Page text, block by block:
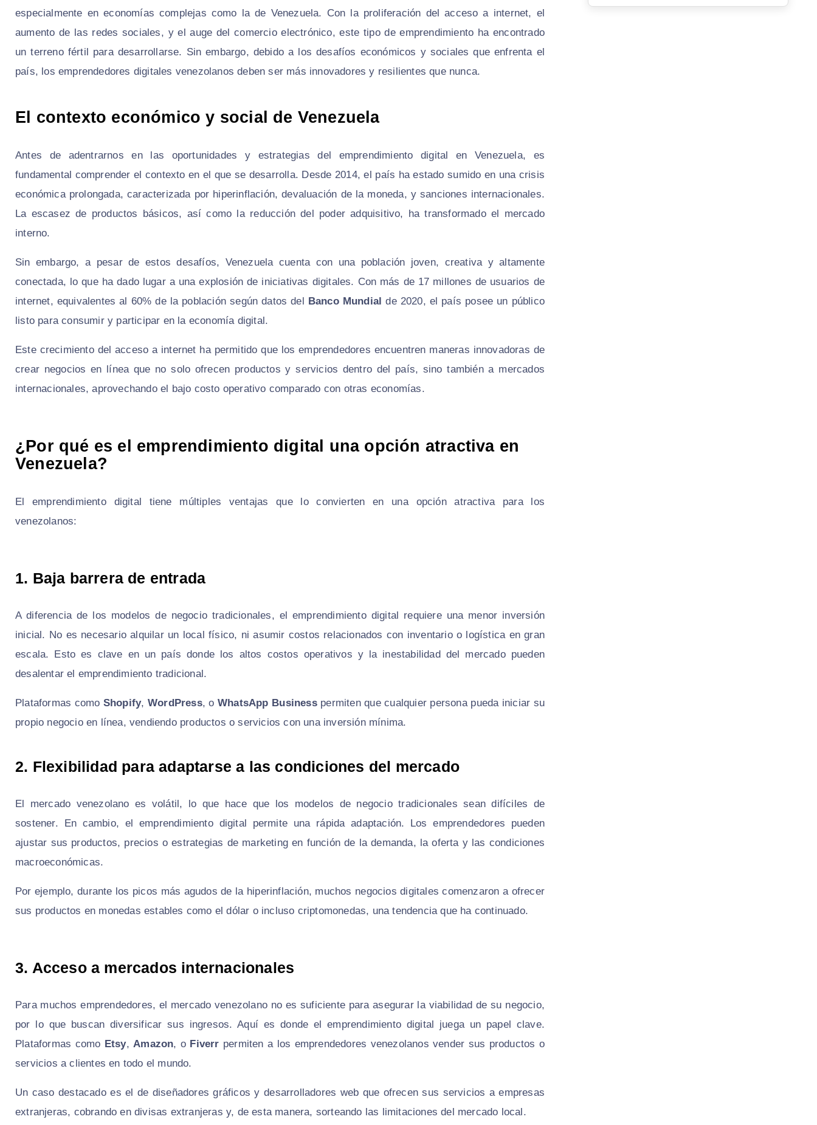
especialmente en economías complejas como la de Venezuela. Con la proliferación del acceso a internet, el
aumento de las redes sociales, y el auge del comercio electrónico, este tipo de emprendimiento ha encontrado
un terreno fértil para desarrollarse. Sin embargo, debido a los desafíos económicos y sociales que enfrenta el
país, los emprendedores digitales venezolanos deben ser más innovadores y resilientes que nunca.
El contexto económico y social de Venezuela
Antes de adentrarnos en las oportunidades y estrategias del emprendimiento digital en Venezuela, es
fundamental comprender el contexto en el que se desarrolla. Desde 2014, el país ha estado sumido en una crisis
económica prolongada, caracterizada por hiperinflación, devaluación de la moneda, y sanciones internacionales.
La escasez de productos básicos, así como la reducción del poder adquisitivo, ha transformado el mercado
interno.
Sin embargo, a pesar de estos desafíos, Venezuela cuenta con una población joven, creativa y altamente
conectada, lo que ha dado lugar a una explosión de iniciativas digitales. Con más de 17 millones de usuarios de
internet, equivalentes al 60% de la población según datos del Banco Mundial de 2020, el país posee un público
listo para consumir y participar en la economía digital.
Este crecimiento del acceso a internet ha permitido que los emprendedores encuentren maneras innovadoras de
crear negocios en línea que no solo ofrecen productos y servicios dentro del país, sino también a mercados
internacionales, aprovechando el bajo costo operativo comparado con otras economías.
¿Por qué es el emprendimiento digital una opción atractiva en
Venezuela?
El emprendimiento digital tiene múltiples ventajas que lo convierten en una opción atractiva para los
venezolanos:
1. Baja barrera de entrada
A diferencia de los modelos de negocio tradicionales, el emprendimiento digital requiere una menor inversión
inicial. No es necesario alquilar un local físico, ni asumir costos relacionados con inventario o logística en gran
escala. Esto es clave en un país donde los altos costos operativos y la inestabilidad del mercado pueden
desalentar el emprendimiento tradicional.
Plataformas como Shopify, WordPress, oWhatsApp Businesspermiten que cualquier persona pueda iniciar su
propio negocio en línea, vendiendo productos o servicios con una inversión mínima.
2. Flexibilidad para adaptarse a las condiciones del mercado
El mercado venezolano es volátil, lo que hace que los modelos de negocio tradicionales sean difíciles de
sostener. En cambio, el emprendimiento digital permite una rápida adaptación. Los emprendedores pueden
ajustar sus productos, precios o estrategias de marketing en función de la demanda, la oferta y las condiciones
macroeconómicas.
Por ejemplo, durante los picos más agudos de la hiperinflación, muchos negocios digitales comenzaron a ofrecer
sus productos en monedas estables como el dólar o incluso criptomonedas, una tendencia que ha continuado.
3. Acceso a mercados internacionales
Para muchos emprendedores, el mercado venezolano no es suficiente para asegurar la viabilidad de su negocio,
por lo que buscan diversificar sus ingresos. Aquí es donde el emprendimiento digital juega un papel clave.
Plataformas como Etsy, Amazon, o Fiverr permiten a los emprendedores venezolanos vender sus productos o
servicios a clientes en todo el mundo.
Un caso destacado es el de diseñadores gráficos y desarrolladores web que ofrecen sus servicios a empresas
extranjeras, cobrando en divisas extranjeras y, de esta manera, sorteando las limitaciones del mercado local.